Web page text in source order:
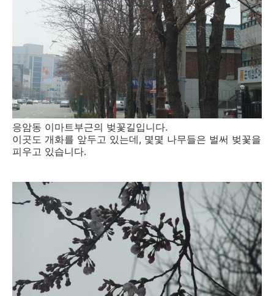
응암동 이마트부근의 벚꽃길입니다.
이곳도 개화를 앞두고 있는데, 몇몇 나무들은 벌써 벚꽃을
피우고 있습니다.